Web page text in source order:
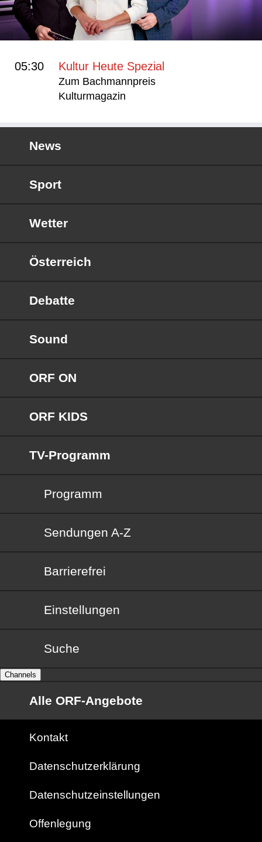
05:30 Kultur Heute Spezial
Zum Bachmannpreis
Kulturmagazin
News
Sport
Wetter
Österreich
Debatte
Sound
ORF ON
ORF KIDS
TV-Programm
Programm
Sendungen von A bis Z
Sendungen A-Z
Barrierefrei
Barrierefrei
Einstellungen
Suche
Channels
Alle ORF-Angebote
Kontakt
Datenschutzerklärung
Datenschutzeinstellungen
Offenlegung